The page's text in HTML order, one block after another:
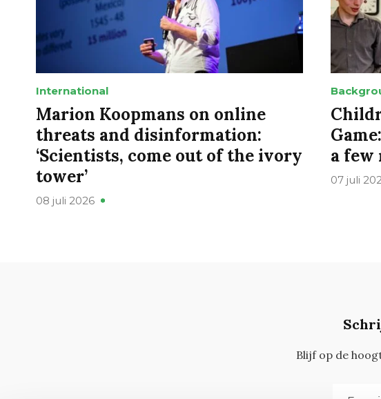
International
Marion Koopmans on online
threats and disinformation:
‘Scientists, come out of the ivory
tower’
08 juli 2026
a few
07 juli
Blijf op de